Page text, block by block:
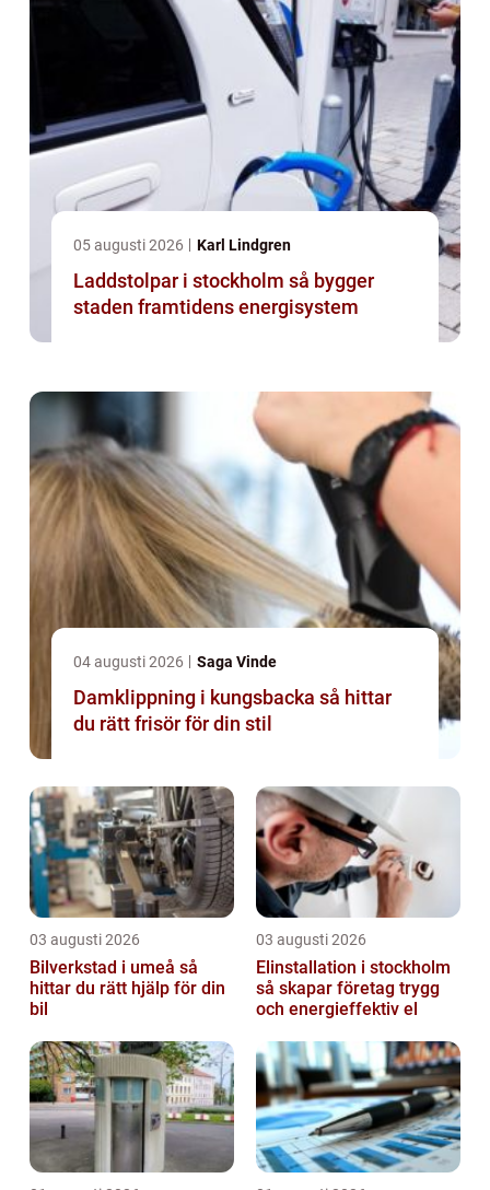
05 augusti 2026 Karl Lindgren
Laddstolpar i stockholm så bygger
staden framtidens energisystem
04 augusti 2026 Saga Vinde
Damklippning i kungsbacka så hittar
du rätt frisör för din stil
03 augusti 2026
Bilverkstad i umeå så
hittar du rätt hjälp för din
bil
03 augusti 2026
Elinstallation i stockholm
så skapar företag trygg
och energieffektiv el